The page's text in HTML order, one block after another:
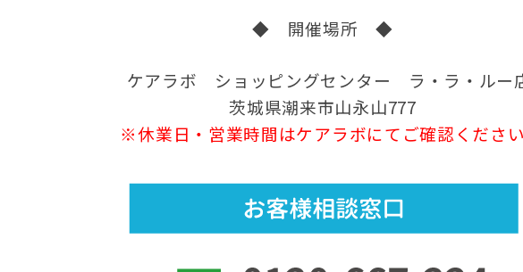
◆ 開催場所 ◆
ケアラボ ショッピングセンター ラ・ラ・ルー
茨城県潮来市山永山777
※休業日・営業時間はケアラボにてご確認ください